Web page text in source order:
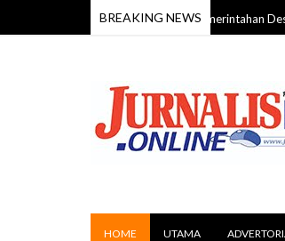
BREAKING NEWS
Bupati Mura Hadiri Rakor Pemerintahan Desa/
HOME UTAMA